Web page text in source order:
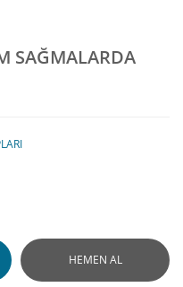
SAĞMALARDA
HEMEN AL